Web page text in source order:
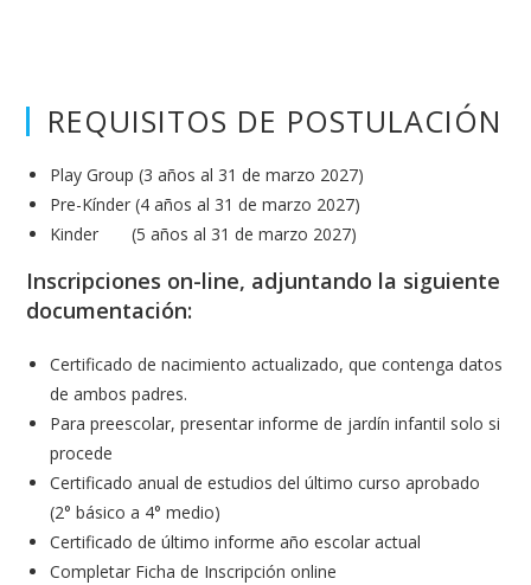
REQUISITOS DE POSTULACIÓN
Play Group (3 años al 31 de marzo 2027)
Pre-Kínder (4 años al 31 de marzo 2027)
Kinder (5 años al 31 de marzo 2027)
Inscripciones on-line, adjuntando la siguiente
documentación:
Certificado de nacimiento actualizado, que contenga datos
de ambos padres.
Para preescolar, presentar informe de jardín infantil solo si
procede
Certificado anual de estudios del último curso aprobado
(2° básico a 4° medio)
Certificado de último informe año escolar actual
Completar Ficha de Inscripción online